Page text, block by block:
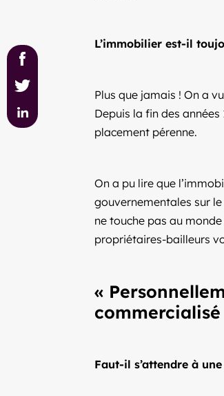
L’immobilier est-il
Plus que jamais ! On a
Depuis la fin des
placement pérenne.
On a pu lire que
gouvernementales sur
ne touche pas au
propriétaires-bailleurs
«
Faut-il s’attendre à